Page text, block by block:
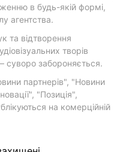
в будь-якій формі,
агентства.
та відтворення
творів
суворо забороняється.
партнерів", "Новини
"Позиція",
на комерційній